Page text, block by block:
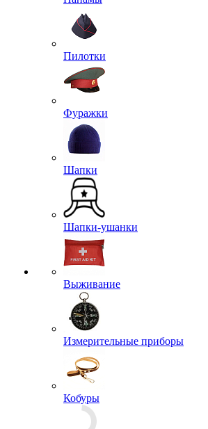
Пилотки
Фуражки
Шапки
Шапки-ушанки
Выживание
Измерительные приборы
Кобуры